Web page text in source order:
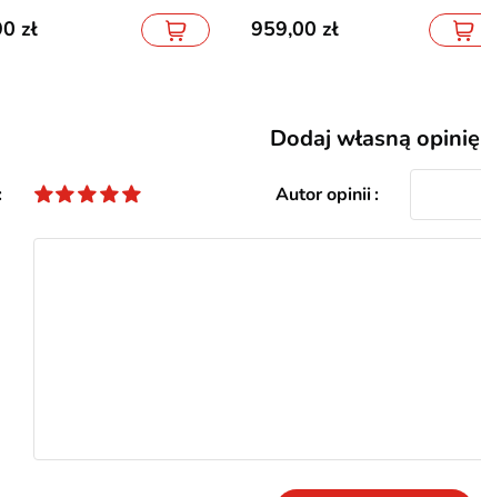
959,00
Dodaj własną opinię
Autor opinii